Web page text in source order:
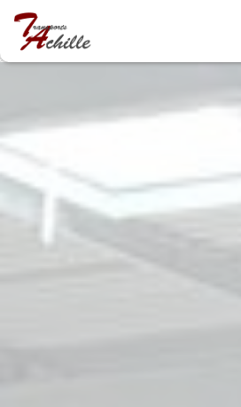
Panneau de gestion des cookies